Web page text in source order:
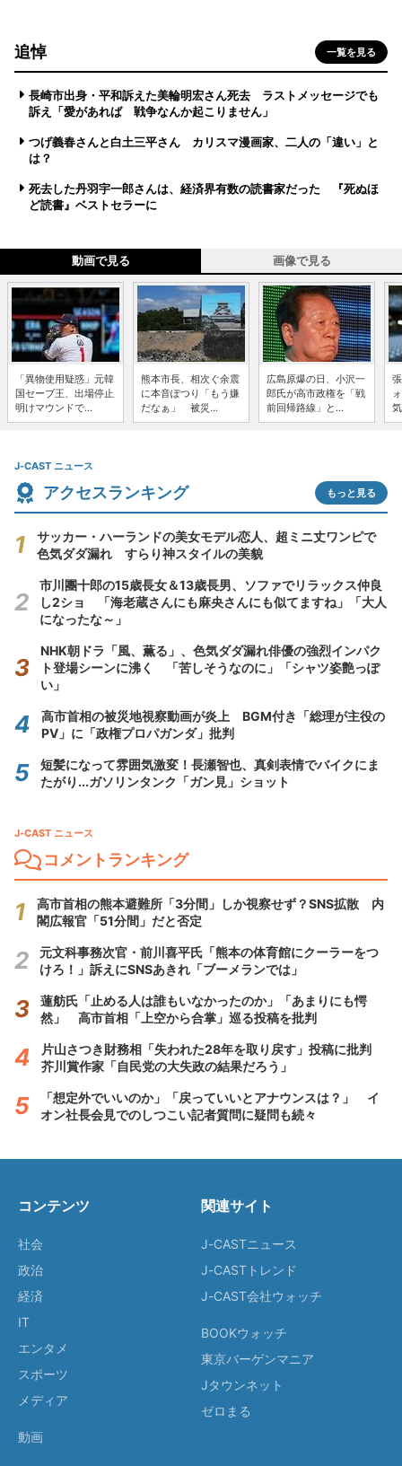
追悼 一覧を見る
長崎市出身・平和訴えた美輪明宏さん死去 ラストメッセージでも
訴え「愛があれば 戦争なんか起こりません」
つげ義春さんと白土三平さん カリスマ漫画家、二人の「違い」と
は？
死去した丹羽宇一郎さんは、経済界有数の読書家だった 『死ぬほ
ど読書』ベストセラーに
動画で見る 画像で見る
「異物使用疑惑」元韓
国セーブ王、出場停止
明けマウンドで...
熊本市長、相次ぐ余震
に本音ぽつり「もう嫌
だなぁ」 被災...
広島原爆の日、小沢一
郎氏が高市政権を「戦
前回帰路線」と...
J-CAST ニュース
アクセスランキング もっと見る
サッカー・ハーランドの美女モデル恋人、超ミニ丈ワンピで
色気ダダ漏れ すらり神スタイルの美貌
市川團十郎の15歳長女＆13歳長男、ソファでリラックス仲良
し2ショ 「海老蔵さんにも麻央さんにも似てますね」「大人
になったな～」
NHK朝ドラ「風、薫る」、色気ダダ漏れ俳優の強烈インパク
ト登場シーンに沸く 「苦しそうなのに」「シャツ姿艶っぽ
い」
高市首相の被災地視察動画が炎上 BGM付き「総理が主役の
PV」に「政権プロパガンダ」批判
短髪になって雰囲気激変！長瀬智也、真剣表情でバイクにま
たがり...ガソリンタンク「ガン見」ショット
J-CAST ニュース
コメントランキング
高市首相の熊本避難所「3分間」しか視察せず？SNS拡散 内
閣広報官「51分間」だと否定
元文科事務次官・前川喜平氏「熊本の体育館にクーラーをつ
けろ！」訴えにSNSあきれ「ブーメランでは」
蓮舫氏「止める人は誰もいなかったのか」「あまりにも愕
然」 高市首相「上空から合掌」巡る投稿を批判
片山さつき財務相「失われた28年を取り戻す」投稿に批判
芥川賞作家「自民党の大失政の結果だろう」
「想定外でいいのか」「戻っていいとアナウンスは？」 イ
オン社長会見でのしつこい記者質問に疑問も続々
コンテンツ
社会
政治
経済
IT
エンタメ
スポーツ
メディア
動画
関連サイト
J-CASTニュース
J-CASTトレンド
J-CAST会社ウォッチ
BOOKウォッチ
東京バーゲンマニア
Jタウンネット
ゼロまる